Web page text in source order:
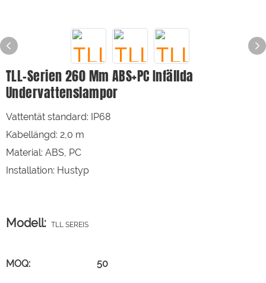
TLL-Serien 260 Mm ABS+PC Infällda
Undervattenslampor
Vattentät standard: IP68
Kabellängd: 2,0 m
Material: ABS, PC
Installation: Hustyp
Modell: TLL SEREIS
MOQ: 50